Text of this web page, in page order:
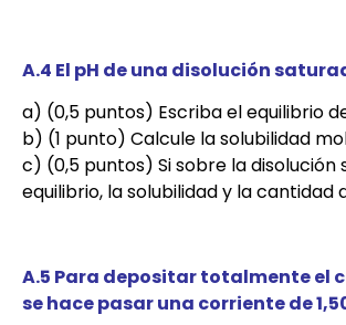
A.4 El pH de una disolución
a) (0,5 puntos) Escriba el equilibrio
b) (1 punto) Calcule la solubilidad
c) (0,5 puntos) Si sobre la
equilibrio, la solubilidad y la cantidad
A.5 Para depositar totalmente el
se hace pasar una corriente de